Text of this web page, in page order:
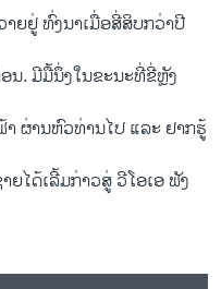
ຍຢູ່ ທົ່ງນາເມື່ອສີ່ສິບກວ່າປີ
ນ. ມີມື້ນຶ່ງໃນຂະນະທີ່ຂີ່ຫຼັງ
ຜ່ານຫົວທ່ານໄປ ແລະ ຢາກຮູ້
ໄດ້ເລີ້ມກ່າວສູ່ ວີໂອເອ ຟັງ